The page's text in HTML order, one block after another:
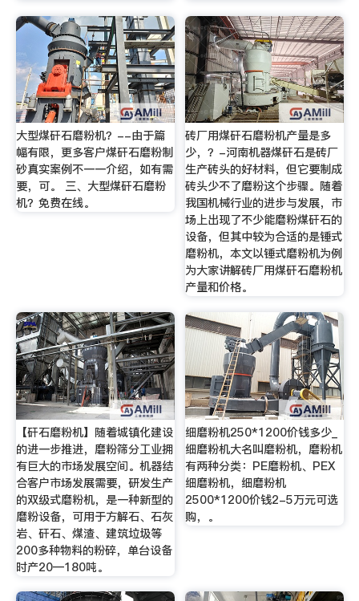
大型煤矸石磨粉机？--由于篇
幅有限，更多客户煤矸石磨粉制
砂真实案例不一一介绍，如有需
要，可。 三、大型煤矸石磨粉
机？免费在线。
砖厂用煤矸石磨粉机产量是多
少，？-河南机器煤矸石是砖厂
生产砖头的好材料，但它要制成
砖头少不了磨粉这个步骤。随着
我国机械行业的进步与发展，市
场上出现了不少能磨粉煤矸石的
设备，但其中较为合适的是锤式
磨粉机，本文以锤式磨粉机为例
为大家讲解砖厂用煤矸石磨粉机
产量和价格。
【矸石磨粉机】随着城镇化建设
的进一步推进，磨粉筛分工业拥
有巨大的市场发展空间。机器结
合客户市场发展需要，研发生产
的双级式磨粉机，是一种新型的
磨粉设备，可用于方解石、石灰
岩、矸石、煤渣、建筑垃圾等
200多种物料的粉碎，单台设备
时产20—180吨。
细磨粉机250*1200价钱多少_
细磨粉机大名叫磨粉机，磨粉机
有两种分类：PE磨粉机、PEX
细磨粉机，细磨粉机
2500*1200价钱2-5万元可选
购，。